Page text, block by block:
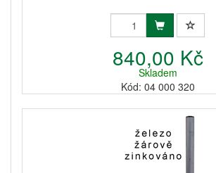
840,00 Kč
Skladem
Kód: 04 000 320